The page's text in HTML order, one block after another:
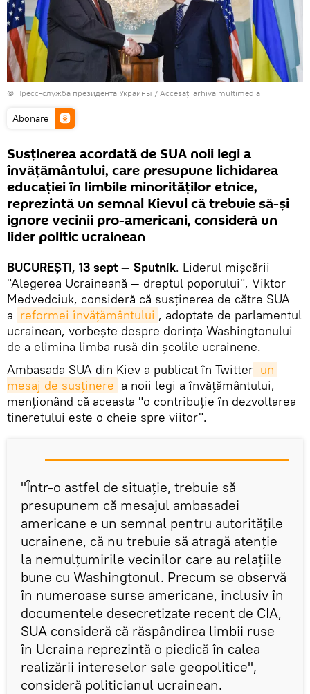
© Пресс-служба президента Украины / Accesați arhiva multimedia
Abonare
Susținerea acordată de SUA noii legi a
învățământului, care presupune lichidarea
educației în limbile minorităților etnice,
reprezintă un semnal Kievul că trebuie să-și
ignore vecinii pro-americani, consideră un
lider politic ucrainean
BUCUREȘTI, 13 sept — Sputnik. Liderul mișcării
"Alegerea Ucraineană — dreptul poporului", Viktor
Medvedciuk, consideră că susținerea de către SUA
a reformei învățământului , adoptate de parlamentul
ucrainean, vorbește despre dorința Washingtonului
de a elimina limba rusă din școlile ucrainene.
Ambasada SUA din Kiev a publicat în Twitter un
mesaj de susținere a noii legi a învățământului,
menționând că aceasta "o contribuție în dezvoltarea
tineretului este o cheie spre viitor".
"Într-o astfel de situație, trebuie să
presupunem că mesajul ambasadei
americane e un semnal pentru autoritățile
ucrainene, că nu trebuie să atragă atenție
la nemulțumirile vecinilor care au relațiile
bune cu Washingtonul. Precum se observă
în numeroase surse americane, inclusiv în
documentele desecretizate recent de CIA,
SUA consideră că răspândirea limbii ruse
în Ucraina reprezintă o piedică în calea
realizării intereselor sale geopolitice",
consideră politicianul ucrainean.